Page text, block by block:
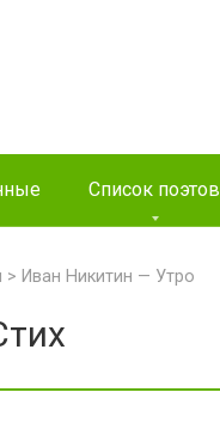
Список поэтов
> Иван Никитин — Утро